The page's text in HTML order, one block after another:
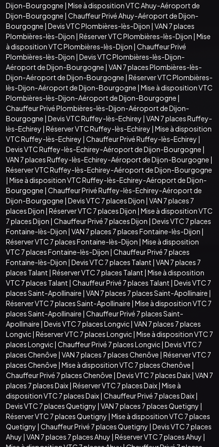
Dijon-Bourgogne | Mise à disposition VTC Ahuy-Aéroport de
Dijon-Bourgogne | Chauffeur Privé Ahuy-Aéroport de Dijon-
Bourgogne | Devis VTC Plombières-lès-Dijon | VAN 7 places
Plombières-lès-Dijon | Réserver VTC Plombières-lès-Dijon | Mise
à disposition VTC Plombières-lès-Dijon | Chauffeur Privé
Plombières-lès-Dijon | Devis VTC Plombières-lès-Dijon-
Aéroport de Dijon-Bourgogne | VAN 7 places Plombières-lès-
Dijon-Aéroport de Dijon-Bourgogne | Réserver VTC Plombières-
lès-Dijon-Aéroport de Dijon-Bourgogne | Mise à disposition VTC
Plombières-lès-Dijon-Aéroport de Dijon-Bourgogne |
Chauffeur Privé Plombières-lès-Dijon-Aéroport de Dijon-
Bourgogne | Devis VTC Ruffey-lès-Echirey | VAN 7 places Ruffey-
lès-Echirey | Réserver VTC Ruffey-lès-Echirey | Mise à disposition
VTC Ruffey-lès-Echirey | Chauffeur Privé Ruffey-lès-Echirey |
Devis VTC Ruffey-lès-Echirey-Aéroport de Dijon-Bourgogne |
VAN 7 places Ruffey-lès-Echirey-Aéroport de Dijon-Bourgogne |
Réserver VTC Ruffey-lès-Echirey-Aéroport de Dijon-Bourgogne
| Mise à disposition VTC Ruffey-lès-Echirey-Aéroport de Dijon-
Bourgogne | Chauffeur Privé Ruffey-lès-Echirey-Aéroport de
Dijon-Bourgogne | Devis VTC 7 places Dijon | VAN 7 places 7
places Dijon | Réserver VTC 7 places Dijon | Mise à disposition VTC
7 places Dijon | Chauffeur Privé 7 places Dijon | Devis VTC 7 places
Fontaine-lès-Dijon | VAN 7 places 7 places Fontaine-lès-Dijon |
Réserver VTC 7 places Fontaine-lès-Dijon | Mise à disposition
VTC 7 places Fontaine-lès-Dijon | Chauffeur Privé 7 places
Fontaine-lès-Dijon | Devis VTC 7 places Talant | VAN 7 places 7
places Talant | Réserver VTC 7 places Talant | Mise à disposition
VTC 7 places Talant | Chauffeur Privé 7 places Talant | Devis VTC 7
places Saint-Apollinaire | VAN 7 places 7 places Saint-Apollinaire |
Réserver VTC 7 places Saint-Apollinaire | Mise à disposition VTC 7
places Saint-Apollinaire | Chauffeur Privé 7 places Saint-
Apollinaire | Devis VTC 7 places Longvic| VAN 7 places 7 places
Longvic| Réserver VTC 7 places Longvic| Mise à disposition VTC 7
places Longvic| Chauffeur Privé 7 places Longvic| Devis VTC 7
places Chenôve | VAN 7 places 7 places Chenôve | Réserver VTC 7
places Chenôve | Mise à disposition VTC 7 places Chenôve |
Chauffeur Privé 7 places Chenôve | Devis VTC 7 places Daix| VAN 7
places 7 places Daix| Réserver VTC 7 places Daix| Mise à
disposition VTC 7 places Daix| Chauffeur Privé 7 places Daix|
Devis VTC 7 places Quetigny | VAN 7 places 7 places Quetigny |
Réserver VTC 7 places Quetigny | Mise à disposition VTC 7 places
Quetigny | Chauffeur Privé 7 places Quetigny | Devis VTC 7 places
Ahuy | VAN 7 places 7 places Ahuy | Réserver VTC 7 places Ahuy |